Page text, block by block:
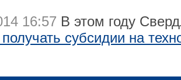
16:57 В этом году
субсидии на